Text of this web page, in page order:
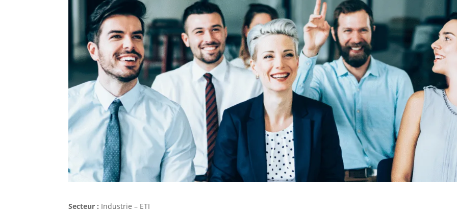
Secteur : Industrie – ETI